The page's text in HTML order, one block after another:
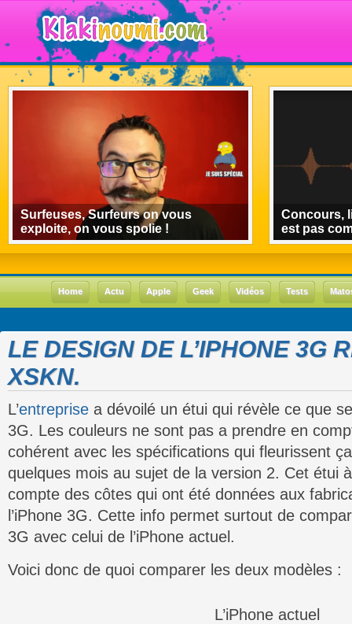
Surfeuses, Surfeurs on vous
exploite, on vous spolie !
Concours,
est pas
Home Actu Apple Geek Vidéos Tests
LE DESIGN DE L’IPHONE 3G
XSKN.
L’entreprise a dévoilé un étui qui révèle ce que
3G. Les couleurs ne sont pas a prendre en
cohérent avec les spécifications qui fleurissent
quelques mois au sujet de la version 2. Cet étui
compte des côtes qui ont été données aux
l’iPhone 3G. Cette info permet surtout de
3G avec celui de l’iPhone actuel.
Voici donc de quoi comparer les deux modèles :
L’iPhone actuel